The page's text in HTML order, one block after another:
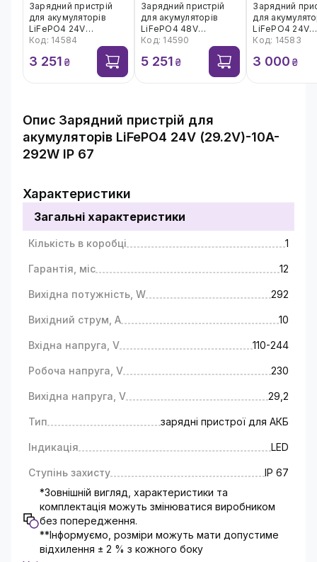
Зарядний пристрій
для акумуляторів
LiFePO4 24V
(29.2V)-14A-336W
Код: 14584
3 251 ₴
Зарядний пристрій
для акумуляторів
LiFePO4 48V
(58.4V)-15A-720W
Код: 14590
5 251 ₴
Зарядний
для
LiFePO4 24V
(29.2V)-10A-
Код: 14583
3 000 ₴
Опис Зарядний пристрій для
акумуляторів LiFePO4 24V (29.2V)-10A-
292W IP 67
292W IP 67 використовують для зарядки літій-
залізо-фосфатних комірок.
УВАГА! Зарядний пристрій призначено для
комірок 24V і не підходить для
акумуляторних батарей 12V
Для зарядки LiFePO4 комірок за допомогою
наступний алгоритм: постійний струм/
швидку зарядку комірок без ризику
перезаряду.
пошкодження батареї, літій-залізо-фосфатні
комірки не рекомендується заряджати
пристроями, призначеними для інших типів
акумуляторів.
Вхідна напруга: AC 110-244 V;
Вихідна напруга: 29,2 V;
Вихідний струм: 10 A;
Індикація: LED.
Гарантії та доставка.
Доставка товару здійснюється по всій
території України у строк від 1 до 5 робочих
Характеристики
Загальні характеристики
Кількість в коробці 1
Гарантія, міс 12
Вихідна потужність, W 292
Вихідний струм, A 10
Вхідна напруга, V 110-244
Робоча напруга, V 230
Вихідна напруга, V 29,2
Тип зарядні пристрої для АКБ
Індикація LED
Ступінь захисту
IP 67
*Зовнішній вигляд, характеристики та
комплектація можуть змінюватися виробником
без попередження.
**Інформуємо, розміри можуть мати допустиме
відхилення ± 2 % з кожного боку